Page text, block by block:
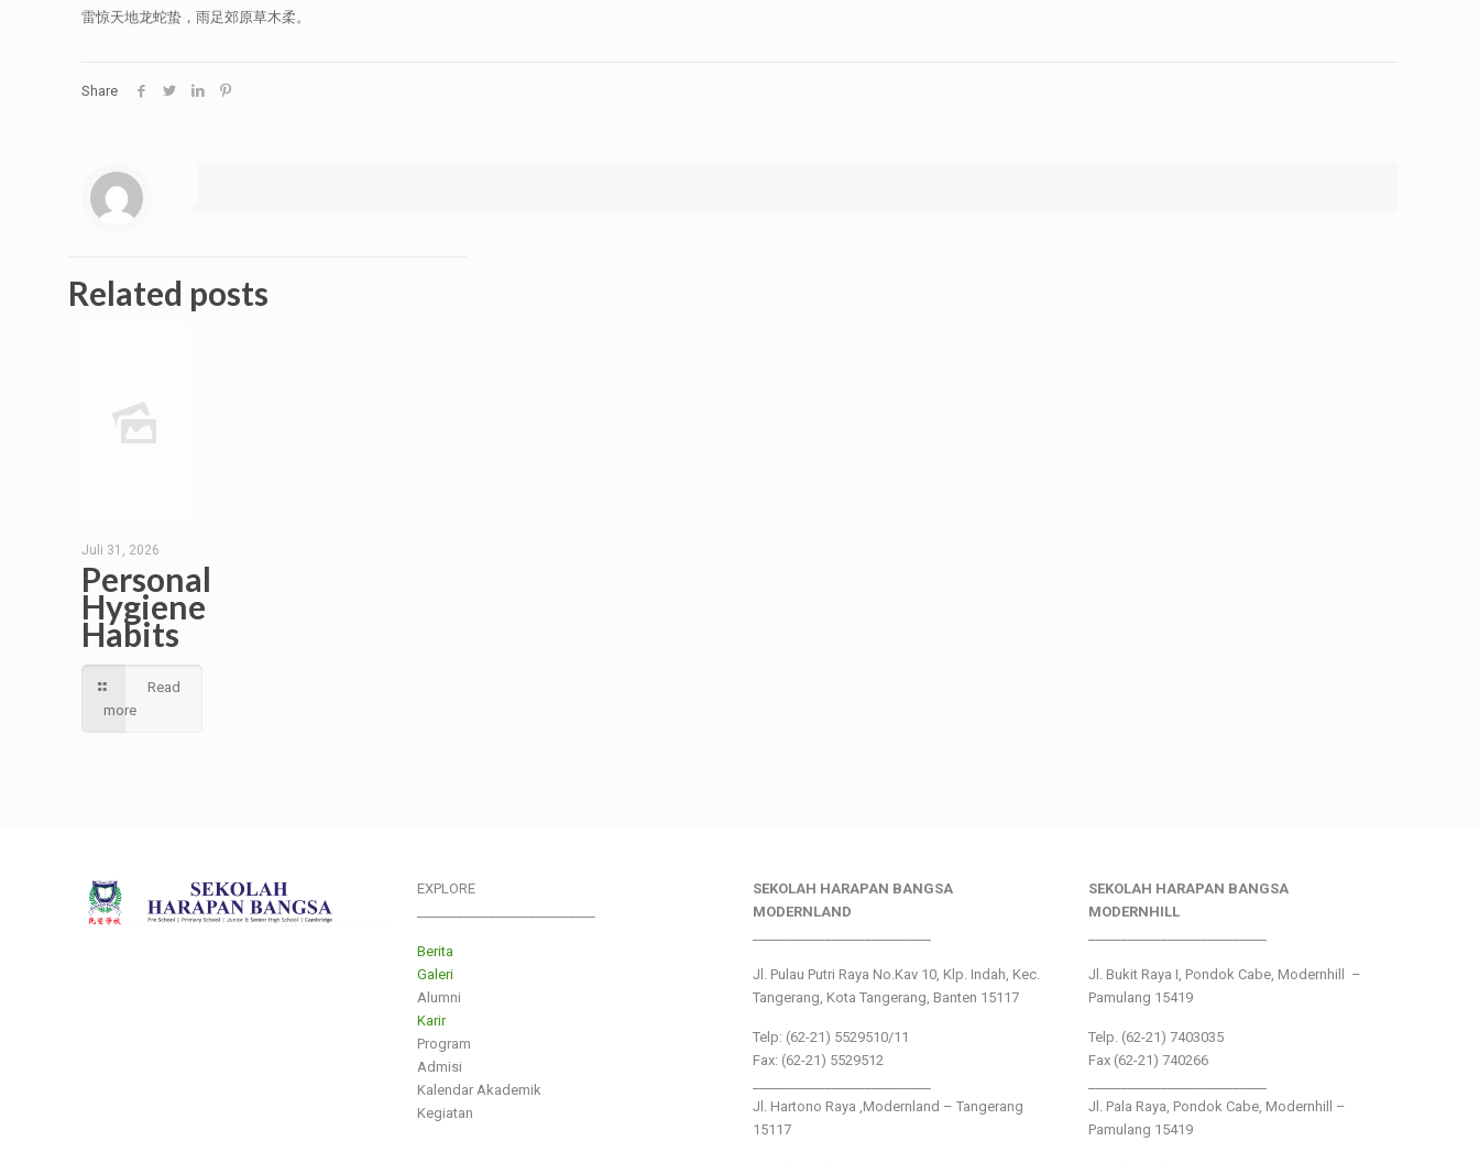
雷惊天地龙蛇蛰，雨足郊原草木柔。
Share
Related posts
Juli 31, 2026
Personal
Hygiene
Habits
Read
more
EXPLORE
Berita
Galeri
Alumni
Karir
Program
Admisi
Kalendar Akademik
Kegiatan
SEKOLAH HARAPAN BANGSA
MODERNLAND
Jl. Pulau Putri Raya No.Kav 10, Klp. Indah, Kec.
Tangerang, Kota Tangerang, Banten 15117
Telp: (62-21) 5529510/11
Fax: (62-21) 5529512
Jl. Hartono Raya ,Modernland – Tangerang
15117
SEKOLAH HARAPAN BANGSA
MODERNHILL
Jl. Bukit Raya I, Pondok Cabe, Modernhill –
Pamulang 15419
Telp. (62-21) 7403035
Fax (62-21) 740266
Jl. Pala Raya, Pondok Cabe, Modernhill –
Pamulang 15419